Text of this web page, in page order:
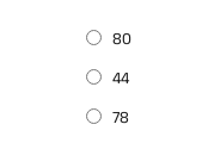
80
44
78